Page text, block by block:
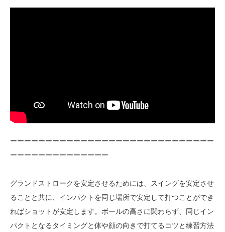
ーーーーーーーーーーーーーーーーーーーーーーーーーーーーー
ーーーーーーーーーーーーーー
グランドストロークを安定させるためには、スイングを安定させ
ることと共に、インパクトを同じ場所で安定して打つことができ
ればショットが安定します。ボールの高さに関わらず、同じイン
パクトとなるタイミングと体や顔の向きで打てるコツと練習方法